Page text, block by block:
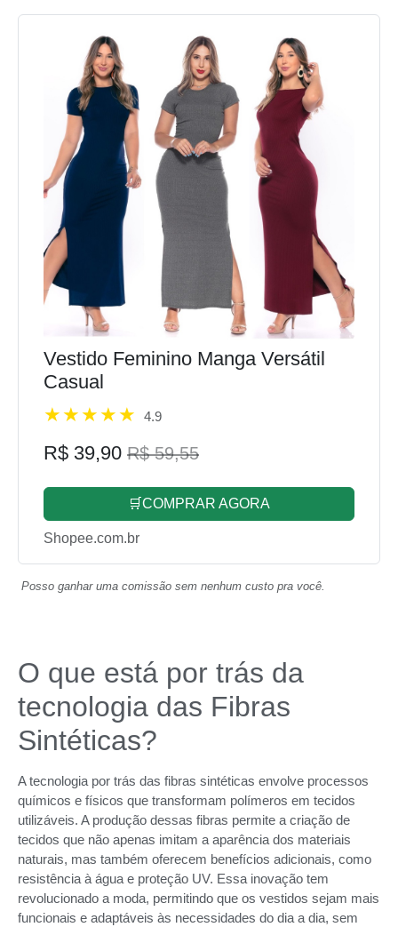
Vestido Feminino Manga Versátil
Casual
4.9
R$ 39,90 R$ 59,55
🛒COMPRAR AGORA
Shopee.com.br
Posso ganhar uma comissão sem nenhum custo pra você.
O que está por trás da
tecnologia das Fibras
Sintéticas?
A tecnologia por trás das fibras sintéticas envolve processos
químicos e físicos que transformam polímeros em tecidos
utilizáveis. A produção dessas fibras permite a criação de
tecidos que não apenas imitam a aparência dos materiais
naturais, mas também oferecem benefícios adicionais, como
resistência à água e proteção UV. Essa inovação tem
revolucionado a moda, permitindo que os vestidos sejam mais
funcionais e adaptáveis às necessidades do dia a dia, sem